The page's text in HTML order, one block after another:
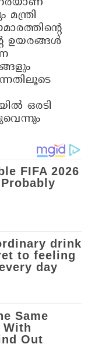
ഉയരങ്ങള്‍
ഒരടി